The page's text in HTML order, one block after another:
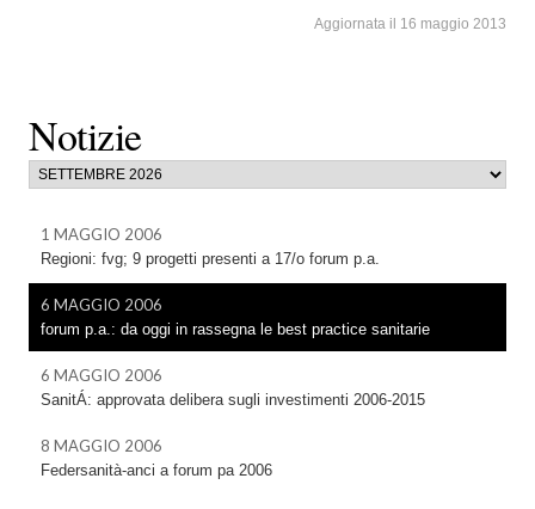
Notizie
1 MAGGIO 2006
Regioni: fvg; 9 progetti presenti a 17/o forum p.a.
6 MAGGIO 2006
forum p.a.: da oggi in rassegna le best practice sanitarie
6 MAGGIO 2006
SanitÁ: approvata delibera sugli investimenti 2006-2015
8 MAGGIO 2006
Federsanità-anci a forum pa 2006
Aggiornata il 16 maggio 2013